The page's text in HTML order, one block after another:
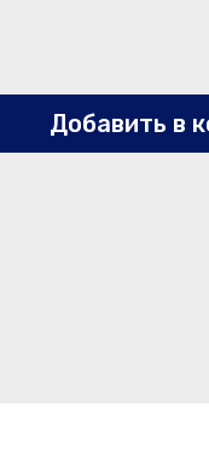
Добавить в